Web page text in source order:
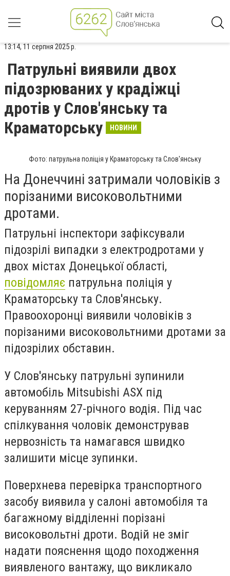
13:14, 11 серпня 2025 р.
Патрульні виявили двох
підозрюваних у крадіжці
дротів у Слов'янську та
Краматорську
НОВИНИ
Фото: патрульна поліція у Краматорську та Слов'янську
На Донеччині затримали чоловіків з
порізаними високовольтними
дротами.
Патрульні інспектори зафіксували
підозрілі випадки з електродротами у
двох містах Донецької області,
повідомляє патрульна поліція у
Краматорську та Слов'янську.
Правоохоронці виявили чоловіків з
порізаними високовольтними дротами за
підозрілих обставин.
У Слов'янську патрульні зупинили
автомобіль Mitsubishi ASX під
керуванням 27-річного водія. Під час
спілкування чоловік демонстрував
нервозність та намагався швидко
залишити місце зупинки.
Поверхнева перевірка транспортного
засобу виявила у салоні автомобіля та
багажному відділенні порізані
високовольтні дроти. Водій не зміг
надати пояснення щодо походження
виявленого вантажу, що викликало